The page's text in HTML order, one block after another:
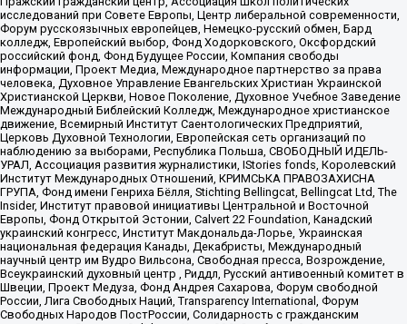
исследований при Совете Европы, Центр либеральной современности,
Форум русскоязычных европейцев, Немецко-русский обмен, Бард
колледж, Европейский выбор, Фонд Ходорковского, Оксфордский
российский фонд, Фонд Будущее России, Компания свободы
информации, Проект Медиа, Международное партнерство за права
человека, Духовное Управление Евангельских Христиан Украинской
Христианской Церкви, Новое Поколение, Духовное Учебное Заведение
Международный Библейский Колледж, Международное христианское
движение, Всемирный Институт Саентологических Предприятий,
Церковь Духовной Технологии, Европейская сеть организаций по
наблюдению за выборами, Республика Польша, СВОБОДНЫЙ ИДЕЛЬ-
УРАЛ, Ассоциация развития журналистики, IStories fonds, Королевский
Институт Международных Отношений, КРИМСЬКА ПРАВОЗАХИСНА
ГРУПА, Фонд имени Генриха Бёлля, Stichting Bellingcat, Bellingcat Ltd, The
Insider, Институт правовой инициативы Центральной и Восточной
Европы, Фонд Открытой Эстонии, Calvert 22 Foundation, Канадский
украинский конгресс, Институт Макдональда-Лорье, Украинская
национальная федерация Канады, Декабристы, Международный
научный центр им Вудро Вильсона, Свободная пресса, Возрождение,
Всеукраинский духовный центр , Риддл, Русский антивоенный комитет в
Швеции, Проект Медуза, Фонд Андрея Сахарова, Форум свободной
России, Лига Свободных Наций, Transparеncy International, Форум
Свободных Народов ПостРоссии, Солидарность с гражданским